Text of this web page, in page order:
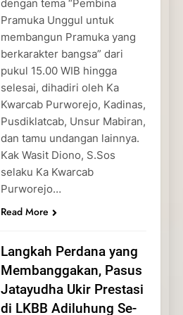
dengan tema “Pembina
Pramuka Unggul untuk
membangun Pramuka yang
berkarakter bangsa” dari
pukul 15.00 WIB hingga
selesai, dihadiri oleh Ka
Kwarcab Purworejo, Kadinas,
Pusdiklatcab, Unsur Mabiran,
dan tamu undangan lainnya.
Kak Wasit Diono, S.Sos
selaku Ka Kwarcab
Purworejo…
Read More
Langkah Perdana yang
Membanggakan, Pasus
Jatayudha Ukir Prestasi
di LKBB Adiluhung Se-